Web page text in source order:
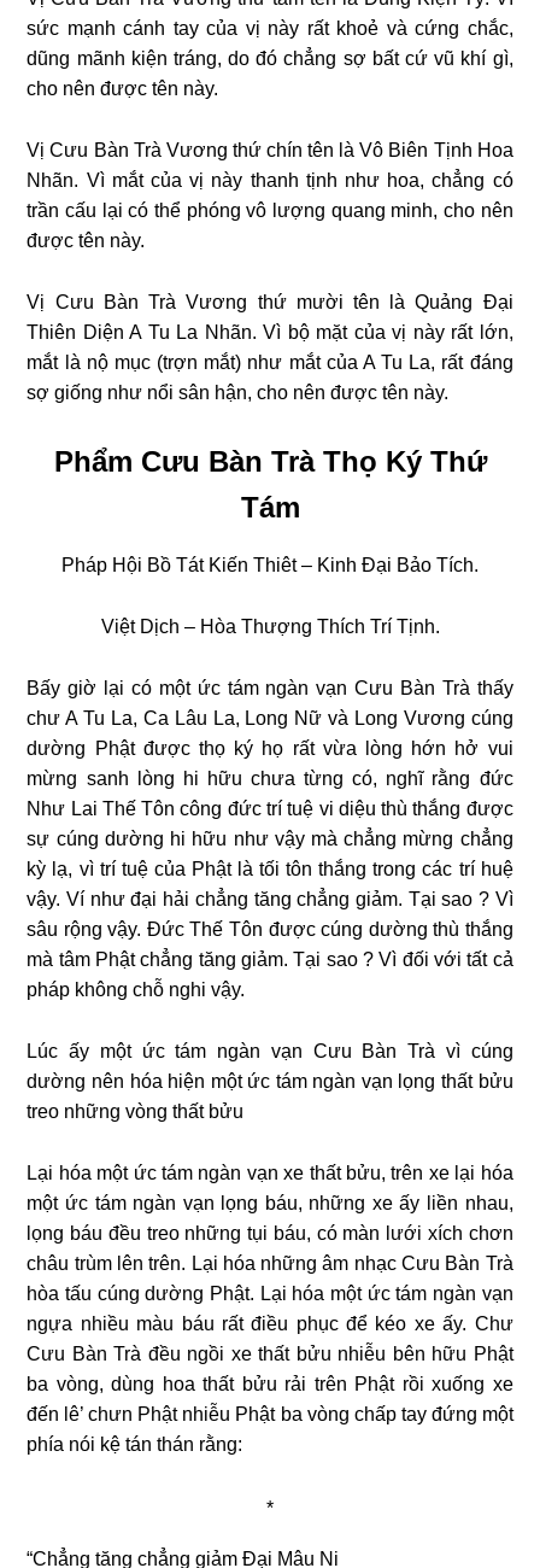
sức mạnh cánh tay của vị này rất khoẻ và cứng chắc,
dũng mãnh kiện tráng, do đó chẳng sợ bất cứ vũ khí gì,
cho nên được tên này.
Vị Cưu Bàn Trà Vương thứ chín tên là Vô Biên Tịnh Hoa
Nhãn. Vì mắt của vị này thanh tịnh như hoa, chẳng có
trần cấu lại có thể phóng vô lượng quang minh, cho nên
được tên này.
Vị Cưu Bàn Trà Vương thứ mười tên là Quảng Ðại
Thiên Diện A Tu La Nhãn. Vì bộ mặt của vị này rất lớn,
mắt là nộ mục (trợn mắt) như mắt của A Tu La, rất đáng
sợ giống như nổi sân hận, cho nên được tên này.
Phẩm Cưu Bàn Trà Thọ Ký Thứ
Tám
Pháp Hội Bồ Tát Kiến Thiêt – Kinh Đại Bảo Tích.
Việt Dịch – Hòa Thượng Thích Trí Tịnh.
Bấy giờ lại có một ức tám ngàn vạn Cưu Bàn Trà thấy
chư A Tu La, Ca Lâu La, Long Nữ và Long Vương cúng
dường Phật được thọ ký họ rất vừa lòng hớn hở vui
mừng sanh lòng hi hữu chưa từng có, nghĩ rằng đức
Như Lai Thế Tôn công đức trí tuệ vi diệu thù thắng được
sự cúng dường hi hữu như vậy mà chẳng mừng chẳng
kỳ lạ, vì trí tuệ của Phật là tối tôn thắng trong các trí huệ
vậy. Ví như đại hải chẳng tăng chẳng giảm. Tại sao ? Vì
sâu rộng vậy. Ðức Thế Tôn được cúng dường thù thắng
mà tâm Phật chẳng tăng giảm. Tại sao ? Vì đối với tất cả
pháp không chỗ nghi vậy.
Lúc ấy một ức tám ngàn vạn Cưu Bàn Trà vì cúng
dường nên hóa hiện một ức tám ngàn vạn lọng thất bửu
treo những vòng thất bửu
Lại hóa một ức tám ngàn vạn xe thất bửu, trên xe lại hóa
một ức tám ngàn vạn lọng báu, những xe ấy liền nhau,
lọng báu đều treo những tụi báu, có màn lưới xích chơn
châu trùm lên trên. Lại hóa những âm nhạc Cưu Bàn Trà
hòa tấu cúng dường Phật. Lại hóa một ức tám ngàn vạn
ngựa nhiều màu báu rất điều phục để kéo xe ấy. Chư
Cưu Bàn Trà đều ngồi xe thất bửu nhiễu bên hữu Phật
ba vòng, dùng hoa thất bửu rải trên Phật rồi xuống xe
đến lê’ chưn Phật nhiễu Phật ba vòng chấp tay đứng một
phía nói kệ tán thán rằng:
*
“Chẳng tăng chẳng giảm Ðại Mâu Ni